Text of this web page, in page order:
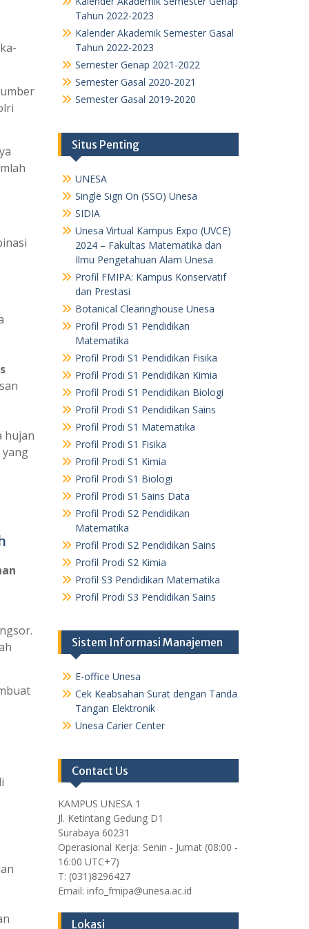
hujan
Tahun 2022-2023
Kalender Akademik Semester Gasal
Tahun 2022-2023
Semester Genap 2021-2022
Semester Gasal 2020-2021
Semester Gasal 2019-2020
Situs Penting
UNESA
Single Sign On (SSO) Unesa
SIDIA
Unesa Virtual Kampus Expo (UVCE)
2024 – Fakultas Matematika dan
Ilmu Pengetahuan Alam Unesa
Profil FMIPA: Kampus Konservatif
dan Prestasi
Botanical Clearinghouse Unesa
Profil Prodi S1 Pendidikan
Matematika
Profil Prodi S1 Pendidikan Fisika
Profil Prodi S1 Pendidikan Kimia
Profil Prodi S1 Pendidikan Biologi
Profil Prodi S1 Pendidikan Sains
Profil Prodi S1 Matematika
Profil Prodi S1 Fisika
Profil Prodi S1 Kimia
Profil Prodi S1 Biologi
Profil Prodi S1 Sains Data
Profil Prodi S2 Pendidikan
Matematika
Profil Prodi S2 Pendidikan Sains
Profil Prodi S2 Kimia
Profil S3 Pendidikan Matematika
Profil Prodi S3 Pendidikan Sains
Sistem Informasi Manajemen
E-office Unesa
Cek Keabsahan Surat dengan Tanda
Tangan Elektronik
Unesa Carier Center
Contact Us
KAMPUS UNESA 1
Jl. Ketintang Gedung D1
Surabaya 60231
Operasional Kerja: Senin - Jumat (08:00 -
16:00 UTC+7)
T: (031)8296427
Email: info_fmipa@unesa.ac.id
Lokasi